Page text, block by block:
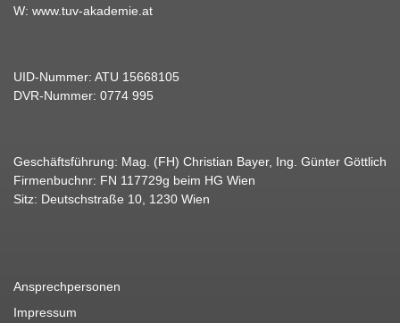
W: www.tuv-akademie.at
UID-Nummer: ATU 15668105
DVR-Nummer: 0774 995
Geschäftsführung: Mag. (FH) Christian Bayer, Ing. Günter Göttlich
Firmenbuchnr: FN 117729g beim HG Wien
Sitz: Deutschstraße 10, 1230 Wien
Ansprechpersonen
Impressum